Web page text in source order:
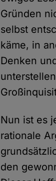
Gründen
selbst
käme, in
Denken
Nun ist es
rationale
den